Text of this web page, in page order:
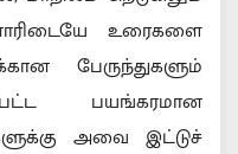
உரைகளை
பேருந்துகளும்
பயங்கரமான
அவை இட்டுச்